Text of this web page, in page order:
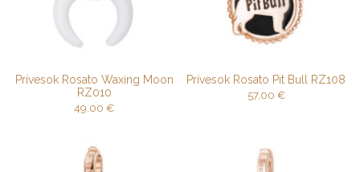
Prívesok Rosato Waxing Moon
RZ010
49,00 €
Prívesok Rosato Pit Bull RZ108
57,00 €